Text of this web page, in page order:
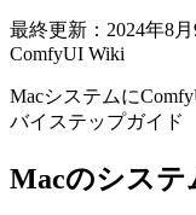
最終更新：2024年8月
ComfyUI Wiki
Macシステムに
バイステップガイド
Macのシステ